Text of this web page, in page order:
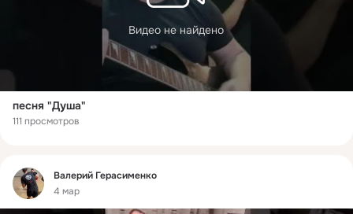
Видео не найдено
песня "Душа"
111 просмотров
Фид
Валерий Герасименко
4 мар